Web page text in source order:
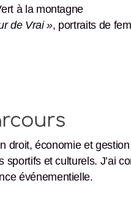
à la montagne
de Vrai », portraits de
droit, économie et
sportifs et culturels. J’ai
événementielle.